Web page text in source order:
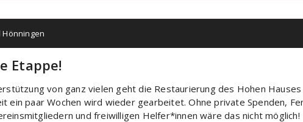
Etappe!
von ganz vielen geht die Restaurierung des Hohen
ein paar Wochen wird wieder gearbeitet. Ohne private Spenden,
und freiwilligen Helfer*innen wäre das nicht möglich!